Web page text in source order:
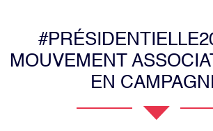
MOUVEMENT
EN